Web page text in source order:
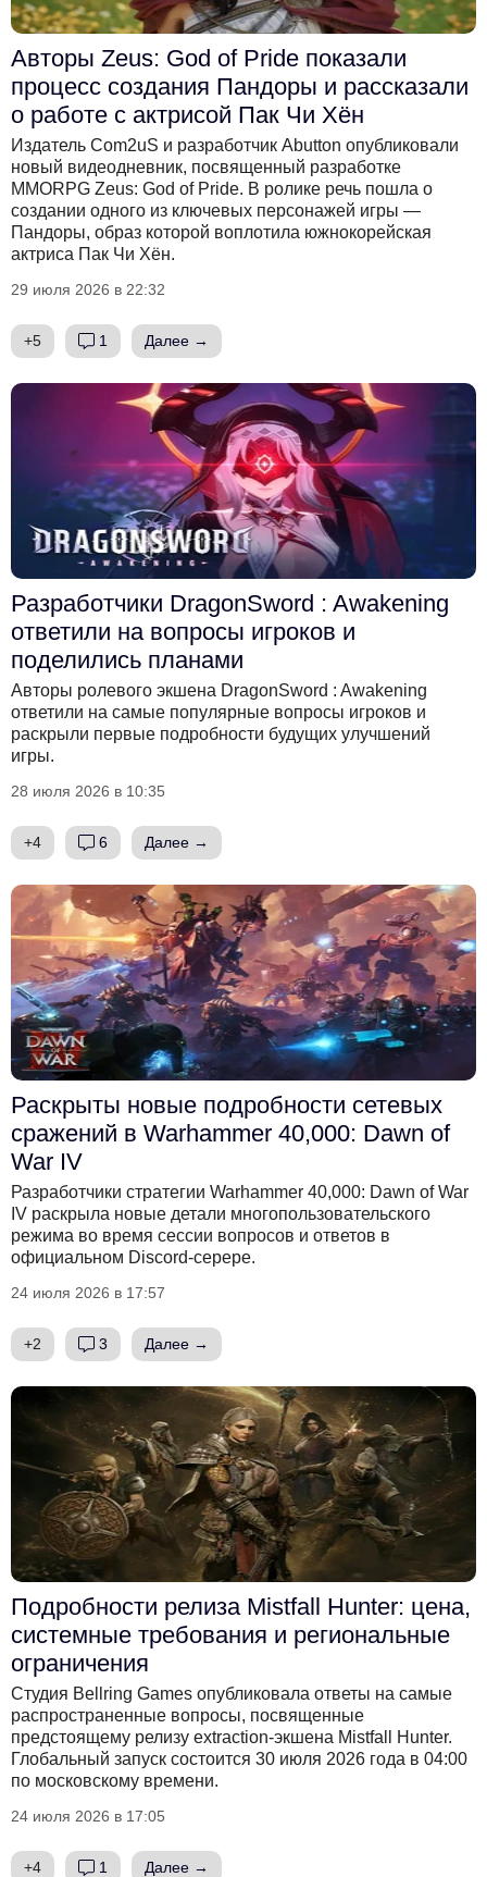
Авторы Zeus: God of Pride показали
процесс создания Пандоры и рассказали
о работе с актрисой Пак Чи Хён
Издатель Com2uS и разработчик Abutton опубликовали
новый видеодневник, посвященный разработке
MMORPG Zeus: God of Pride. В ролике речь пошла о
создании одного из ключевых персонажей игры —
Пандоры, образ которой воплотила южнокорейская
актриса Пак Чи Хён.
29 июля 2026 в 22:32
+5 1 Далее →
Разработчики DragonSword : Awakening
ответили на вопросы игроков и
поделились планами
Авторы ролевого экшена DragonSword : Awakening
ответили на самые популярные вопросы игроков и
раскрыли первые подробности будущих улучшений
игры.
28 июля 2026 в 10:35
+4 6 Далее →
Раскрыты новые подробности сетевых
сражений в Warhammer 40,000: Dawn of
War IV
Разработчики стратегии Warhammer 40,000: Dawn of War
IV раскрыла новые детали многопользовательского
режима во время сессии вопросов и ответов в
официальном Discord-серере.
24 июля 2026 в 17:57
+2 3 Далее →
Подробности релиза Mistfall Hunter: цена,
системные требования и региональные
ограничения
Студия Bellring Games опубликовала ответы на самые
распространенные вопросы, посвященные
предстоящему релизу extraction-экшена Mistfall Hunter.
Глобальный запуск состоится 30 июля 2026 года в 04:00
по московскому времени.
24 июля 2026 в 17:05
+4 1 Далее →